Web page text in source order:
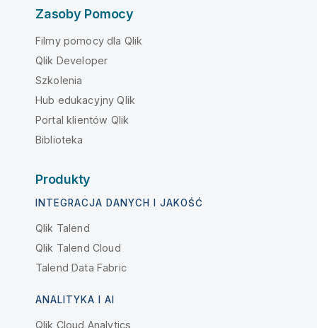
Zasoby Pomocy
Filmy pomocy dla Qlik
Qlik Developer
Szkolenia
Hub edukacyjny Qlik
Portal klientów Qlik
Biblioteka
Produkty
INTEGRACJA DANYCH I JAKOŚĆ
Qlik Talend
Qlik Talend Cloud
Talend Data Fabric
ANALITYKA I AI
Qlik Cloud Analytics